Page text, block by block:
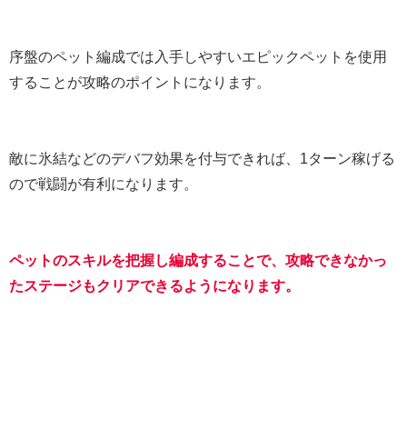
序盤のペット編成では入手しやすいエピックペットを使用
することが攻略のポイントになります。
敵に氷結などのデバフ効果を付与できれば、1ターン稼げる
ので戦闘が有利になります。
ペットのスキルを把握し編成することで、攻略できなかっ
たステージもクリアできるようになります。